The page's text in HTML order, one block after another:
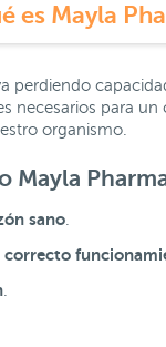
es Mayla
perdiendo
necesarios para
organismo.
Mayla
sano
correcto